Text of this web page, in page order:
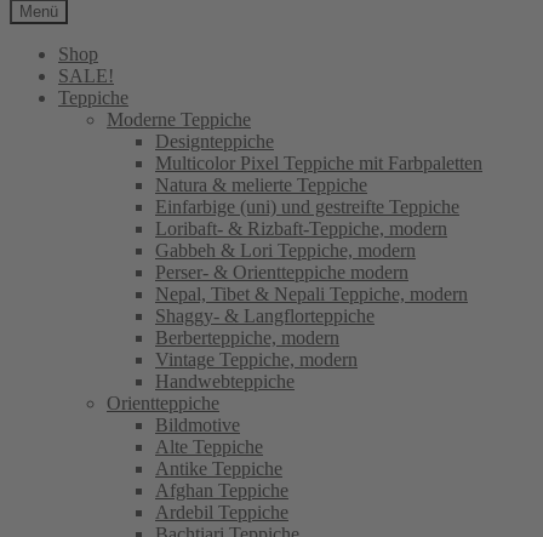
Menü
Shop
SALE!
Teppiche
Moderne Teppiche
Designteppiche
Multicolor Pixel Teppiche mit Farbpaletten
Natura & melierte Teppiche
Einfarbige (uni) und gestreifte Teppiche
Loribaft- & Rizbaft-Teppiche, modern
Gabbeh & Lori Teppiche, modern
Perser- & Orientteppiche modern
Nepal, Tibet & Nepali Teppiche, modern
Shaggy- & Langflorteppiche
Berberteppiche, modern
Vintage Teppiche, modern
Handwebteppiche
Orientteppiche
Bildmotive
Alte Teppiche
Antike Teppiche
Afghan Teppiche
Ardebil Teppiche